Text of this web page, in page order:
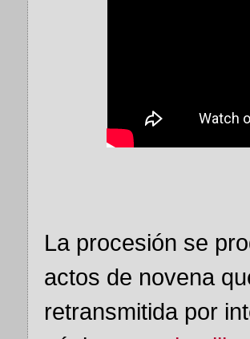
La procesión se
actos de novena
retransmitida por